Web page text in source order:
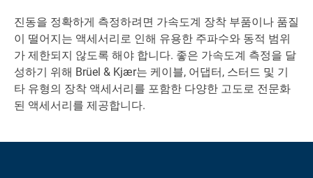
진동을 정확하게 측정하려면 가속도계 장착 부품이나 품질
이 떨어지는 액세서리로 인해 유용한 주파수와 동적 범위
가 제한되지 않도록 해야 합니다. 좋은 가속도계 측정을 달
성하기 위해 Brüel & Kjær는 케이블, 어댑터, 스터드 및 기
타 유형의 장착 액세서리를 포함한 다양한 고도로 전문화
된 액세서리를 제공합니다.